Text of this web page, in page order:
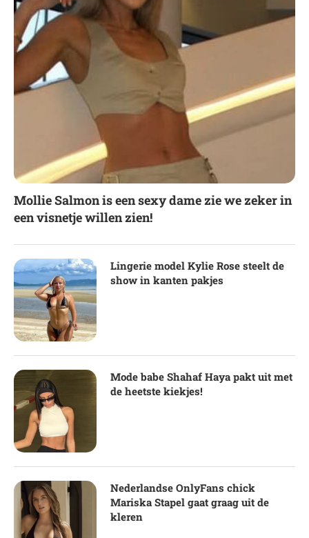
Mollie Salmon is een sexy dame zie we zeker in
een visnetje willen zien!
Lingerie model Kylie Rose steelt de
show in kanten pakjes
Mode babe Shahaf Haya pakt uit met
de heetste kiekjes!
Nederlandse OnlyFans chick
Mariska Stapel gaat graag uit de
kleren